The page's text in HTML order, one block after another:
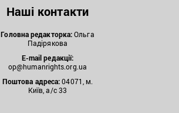
Наші контакти
Головна редакторка:Ольга
Падірякова
E-mail редакції:
op@humanrights.org.ua
Поштова адреса:04071, м.
Київ, а/с 33